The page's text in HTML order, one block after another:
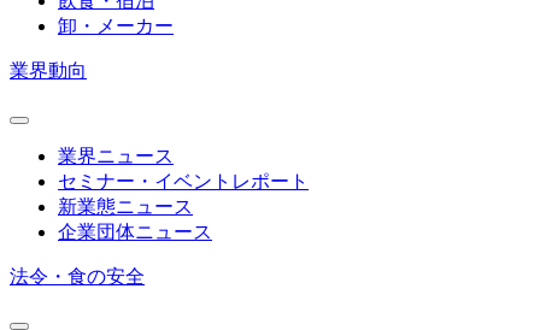
卸・メーカー
業界動向
業界ニュース
セミナー・イベントレポート
新業態ニュース
企業団体ニュース
法令・食の安全